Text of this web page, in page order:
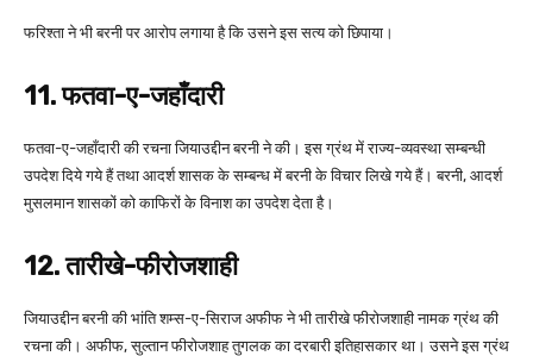
फरिश्ता ने भी बरनी पर आरोप लगाया है कि उसने इस सत्य को छिपाया।
11. फतवा-ए-जहाँदारी
फतवा-ए-जहाँदारी की रचना जियाउद्दीन बरनी ने की। इस ग्रंथ में राज्य-व्यवस्था सम्बन्धी
उपदेश दिये गये हैं तथा आदर्श शासक के सम्बन्ध में बरनी के विचार लिखे गये हैं। बरनी, आदर्श
मुसलमान शासकों को काफिरों के विनाश का उपदेश देता है।
12. तारीखे-फीरोजशाही
जियाउद्दीन बरनी की भांति शम्स-ए-सिराज अफीफ ने भी तारीखे फीरोजशाही नामक ग्रंथ की
रचना की। अफीफ, सुल्तान फीरोजशाह तुगलक का दरबारी इतिहासकार था। उसने इस ग्रंथ